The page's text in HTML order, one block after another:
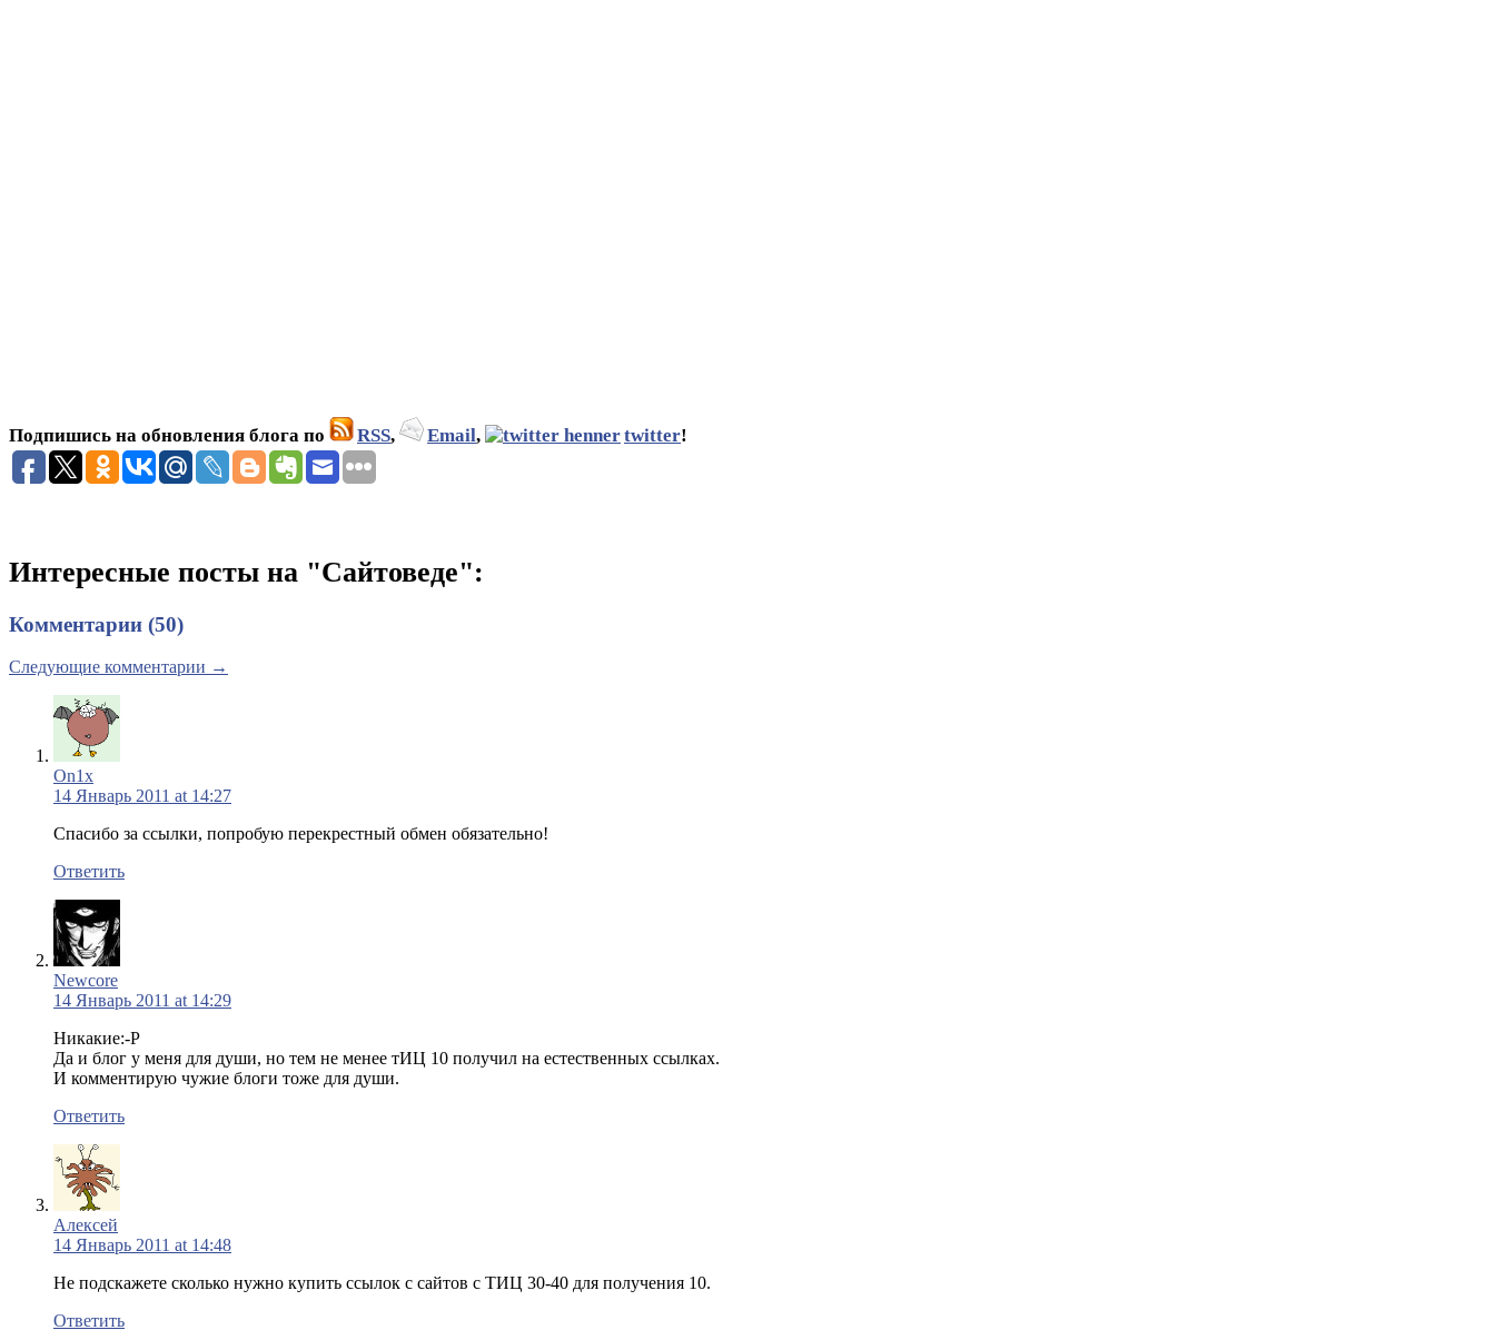
Подпишись на обновления блога по RSS, Email, twitter!
Интересные посты на "Сайтоведе":
Комментарии (50)
Следующие комментарии →
On1x
14 Январь 2011 at 14:27
Спасибо за ссылки, попробую перекрестный обмен обязательно!
Ответить
Newcore
14 Январь 2011 at 14:29
Никакие:-Р
Да и блог у меня для души, но тем не менее тИЦ 10 получил на естественных ссылках.
И комментирую чужие блоги тоже для души.
Ответить
Алексей
14 Январь 2011 at 14:48
Не подскажете сколько нужно купить ссылок с сайтов с ТИЦ 30-40 для получения 10.
Ответить